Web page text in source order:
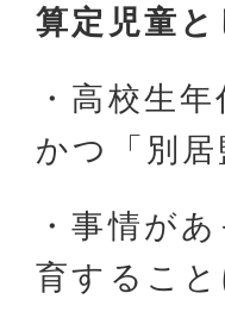
算定児童
・高校生
かつ「別
・事情が
育すること